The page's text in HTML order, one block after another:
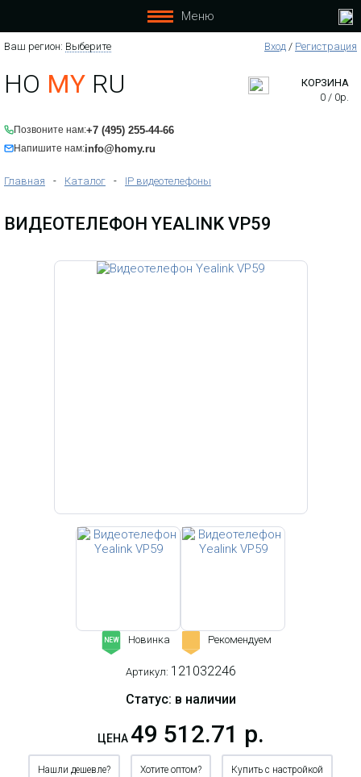
Меню
Ваш регион: Выберите Вход / Регистрация
HO MY RU
Позвоните нам:+7 (495) 255-44-66
Напишите нам:info@homy.ru
КОРЗИНА
0 / 0р.
Главная - Каталог - IP видеотелефоны
ВИДЕОТЕЛЕФОН YEALINK VP59
NEW Новинка Рекомендуем
Артикул: 121032246
Статус: в наличии
ЦЕНА 49 512.71 р.
Нашли дешевле? Хотите оптом? Купить с настройкой